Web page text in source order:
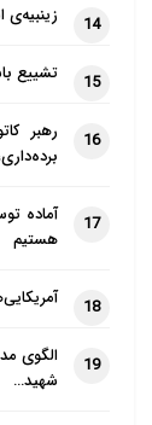
جاذبه‌های
پیشنهاد
بروید. در
است،
گردشگران
چگونه
بهتر است
نکات زیر
14
15 تشییع
16
رهبر
17
آماده
هستیم
18
19
الگوی
شهید…